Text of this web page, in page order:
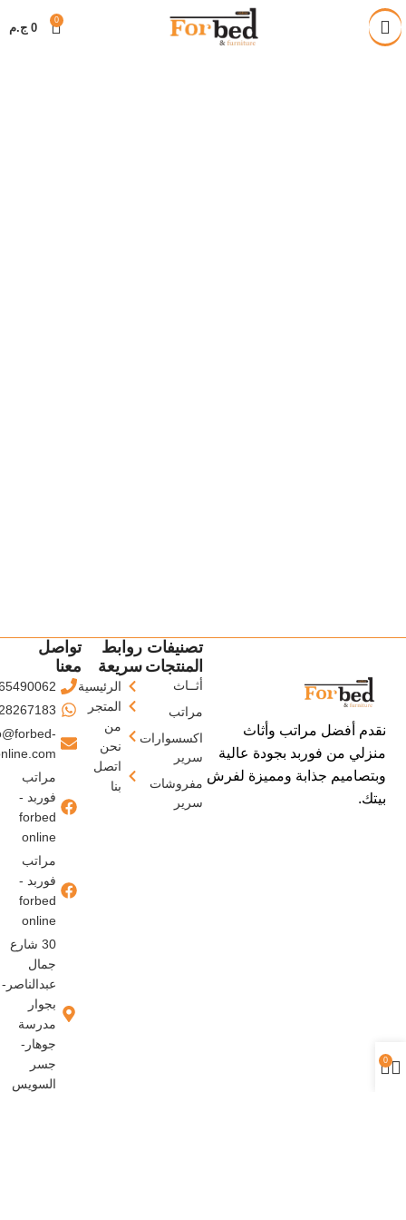
0
0 ج.م
نقدم أفضل مراتب وأثاث
منزلي من فوربد بجودة عالية
وبتصاميم جذابة ومميزة لفرش
بيتك.
تصنيفات
المنتجات
أثــاث
مراتب
اكسسوارات
سرير
مفروشات
سرير
روابط
سريعة
الرئيسية
المتجر
من
نحن
اتصل
بنا
تواصل
معنا
مراتب
فوربد -
forbed
online
مراتب
فوربد -
forbed
online
30 شارع
جمال
عبدالناصر-
بجوار
مدرسة
جوهار-
جسر
السويس
خصم 28% على جميع المنتجات
0